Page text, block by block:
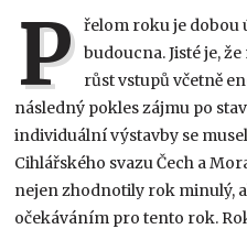
P řelom roku je dobou
budoucna. Jisté je,
růst vstupů včetně
následný pokles zájmu po
individuální výstavby se
Cihlářského svazu Čech a
nejen zhodnotily rok minulý,
očekáváním pro tento rok.